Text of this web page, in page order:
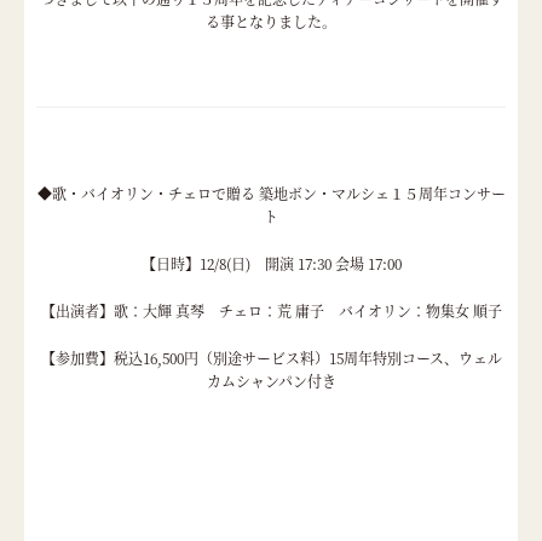
る事となりました。
◆歌・バイオリン・チェロで贈る 築地ボン・マルシェ１５周年コンサー
ト
【日時】12/8(日) 開演 17:30 会場 17:00
【出演者】歌：大輝 真琴 チェロ：荒 庸子 バイオリン：物集女 順子
【参加費】税込16,500円（別途サービス料）15周年特別コース、ウェル
カムシャンパン付き